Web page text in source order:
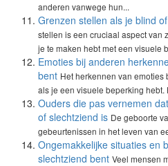
anderen vanwege hun...
Grenzen stellen als je blind
stellen is een cruciaal aspect van
je te maken hebt met een visuele
Emoties bij anderen
bent Het herkennen van
als je een visuele beperking
Ouders die pas vernemen
of slechtziend is De geboorte
gebeurtenissen in het leven van
Ongemakkelijke situaties en
slechtziend bent Veel mensen